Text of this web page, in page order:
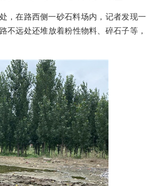
在路西侧一砂石料场内，记者发现一
不远处还堆放着粉性物料、碎石子等，